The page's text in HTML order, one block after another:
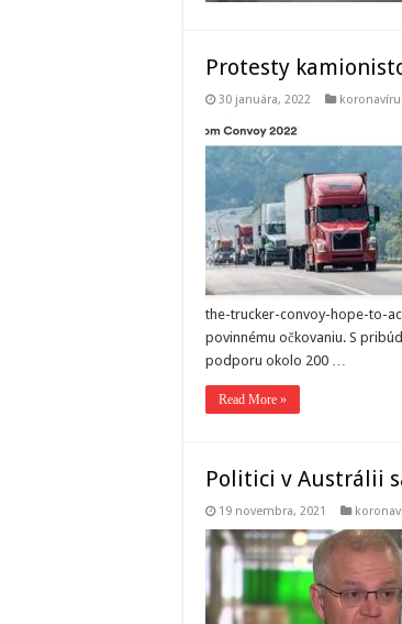
Protesty
30 januára, 2022
the-trucker-convoy-hope-to-
povinnému očkovaniu. S
podporu okolo 200 …
Read More »
Politici v Austrálii
19 novembra, 2021